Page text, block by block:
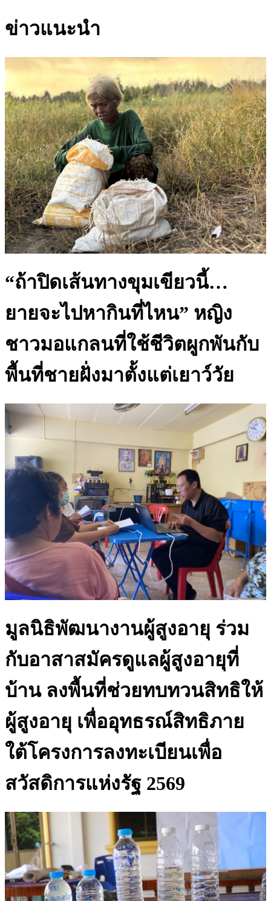
ข่าวแนะนำ
“ถ้าปิดเส้นทางขุมเขียวนี้…
ยายจะไปหากินที่ไหน” หญิง
ชาวมอแกลนที่ใช้ชีวิตผูกพันกับ
พื้นที่ชายฝั่งมาตั้งแต่เยาว์วัย
มูลนิธิพัฒนางานผู้สูงอายุ ร่วม
กับอาสาสมัครดูแลผู้สูงอายุที่
บ้าน ลงพื้นที่ช่วยทบทวนสิทธิให้
ผู้สูงอายุ เพื่ออุทธรณ์สิทธิภาย
ใต้โครงการลงทะเบียนเพื่อ
สวัสดิการแห่งรัฐ 2569